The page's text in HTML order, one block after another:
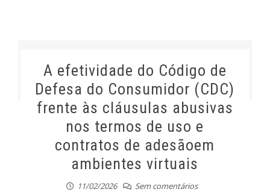
A efetividade do Código de
Defesa do Consumidor (CDC)
frente às cláusulas abusivas
nos termos de uso e
contratos de adesãoem
ambientes virtuais
11/02/2026 Sem comentários